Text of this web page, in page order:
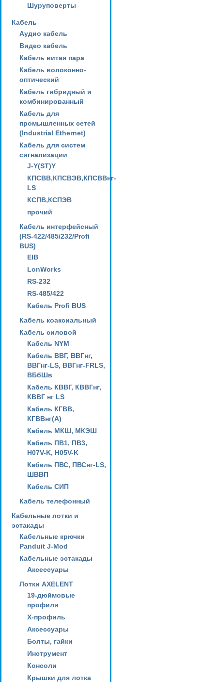
Шуруповерты
Кабель
Аудио кабель
Видео кабель
Кабель витая пара
Кабель волоконно-
оптический
Кабель гибридный и
комбинированный
Кабель для
промышленных сетей
(Industrial Ethernet)
Кабель для систем
сигнализации
J-Y(ST)Y
КПСВВ,КПСВЭВ,КПСВВнг-
LS
КСПВ,КСПЭВ
прочий
Кабель интерфейсный
(RS-422/485/232/Profi
BUS)
EIB
LonWorks
RS-232
RS-485/422
Кабель Profi BUS
Кабель коаксиальный
Кабель силовой
Кабель NYM
Кабель ВВГ, ВВГнг,
ВВГнг-LS, ВВГнг-FRLS,
ВБбШв
Кабель КВВГ, КВВГнг,
КВВГ нг LS
Кабель КГВВ,
КГВВнг(А)
Кабель МКШ, МКЭШ
Кабель ПВ1, ПВ3,
H07V-K, H05V-K
Кабель ПВС, ПВСнг-LS,
ШВВП
Кабель СИП
Кабель телефонный
Кабельные лотки и
эстакады
Кабельные крючки
Panduit J-Mod
Кабельные эстакады
Аксессуары
Лотки AXELENT
19-дюймовые
профили
X-профиль
Аксессуары
Болты, гайки
Инструмент
Консоли
Крышки для лотка